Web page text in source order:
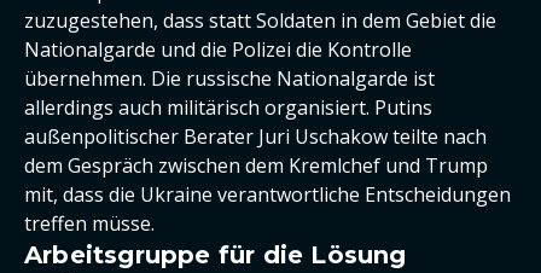
zuzugestehen, dass statt Soldaten in dem Gebiet die
Nationalgarde und die Polizei die Kontrolle
übernehmen. Die russische Nationalgarde ist
allerdings auch militärisch organisiert. Putins
außenpolitischer Berater Juri Uschakow teilte nach
dem Gespräch zwischen dem Kremlchef und Trump
mit, dass die Ukraine verantwortliche Entscheidungen
treffen müsse.
Arbeitsgruppe für die Lösung